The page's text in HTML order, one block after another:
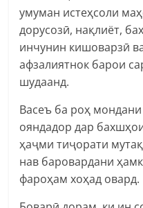
умуман истеҳсоли
дорусозӣ, нақлиёт,
инчунин кишоварзӣ
афзалиятнок барои
шудаанд.
Васеъ ба роҳ
ояндадор дар
ҳаҷми тиҷорати
нав баровардани
фароҳам хоҳад овард.